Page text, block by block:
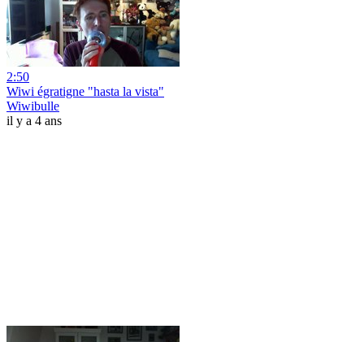
2:50
Wiwi égratigne "hasta la vista"
Wiwibulle
il y a 4 ans